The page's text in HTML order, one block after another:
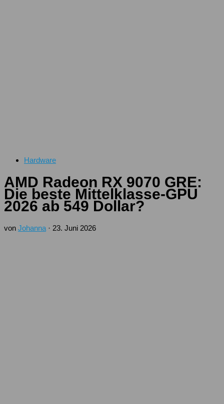
Hardware
AMD Radeon RX 9070 GRE:
Die beste Mittelklasse-GPU
2026 ab 549 Dollar?
von Johanna · 23. Juni 2026